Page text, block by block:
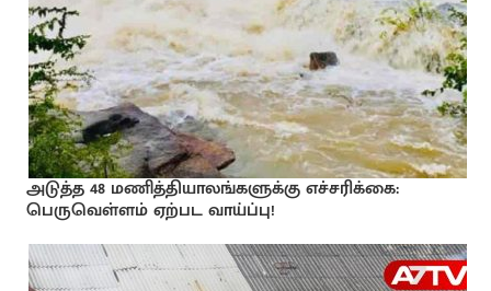
அடுத்த 48 மணித்தியாலங்களுக்கு எச்சரிக்கை:
பெருவெள்ளம் ஏற்பட வாய்ப்பு!